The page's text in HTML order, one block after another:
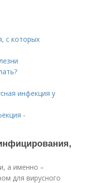
с которых
инфекция у
-
а именно –
для вирусного